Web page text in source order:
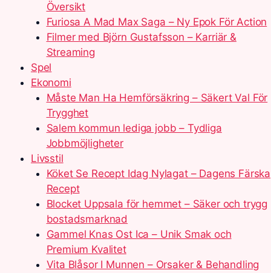
Översikt
Furiosa A Mad Max Saga – Ny Epok För Action
Filmer med Björn Gustafsson – Karriär &
Streaming
Spel
Ekonomi
Måste Man Ha Hemförsäkring – Säkert Val För
Trygghet
Salem kommun lediga jobb – Tydliga
Jobbmöjligheter
Livsstil
Köket Se Recept Idag Nylagat – Dagens Färska
Recept
Blocket Uppsala för hemmet – Säker och trygg
bostadsmarknad
Gammel Knas Ost Ica – Unik Smak och
Premium Kvalitet
Vita Blåsor I Munnen – Orsaker & Behandling